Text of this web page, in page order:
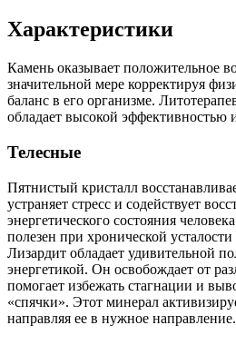
Характеристики
Камень оказывает положительное
значительной мере корректируя
баланс в его организме.
обладает высокой эффективностью
Телесные
Пятнистый кристалл
устраняет стресс и содействует
энергетического состояния
полезен при хронической
Лизардит обладает удивительной
энергетикой. Он освобождает от
помогает избежать стагнации и
«спячки». Этот минерал
направляя ее в нужное направление.